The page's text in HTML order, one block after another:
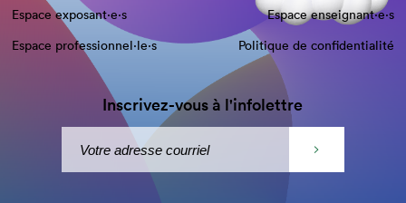
Espace exposant·e⋅s
Espace enseignant·e⋅s
Espace professionnel·le⋅s
Politique de confidentialité
Inscrivez-vous à l'infolettre